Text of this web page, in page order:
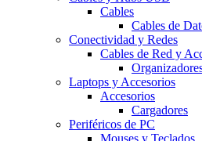
Cables
Cables de
Conectividad y Redes
Cables de Red y
Laptops y Accesorios
Accesorios
Cargadores
Periféricos de PC